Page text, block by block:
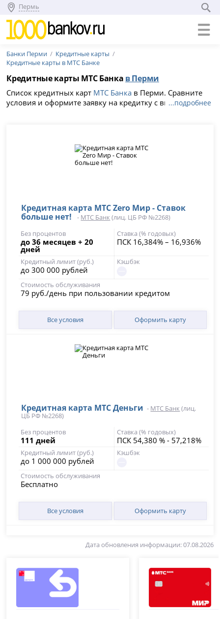
Пермь
Банки Перми
Кредитные карты
Кредитные карты в МТС Банке
Кредитные карты МТС Банка в Перми
Список кредитных карт МТС Банка в Перми. Сравните
условия и оформите заявку на кредитку с выгодной
...подробнее
Кредитная карта МТС Zero Мир - Ставок
больше нет!
- МТС Банк (лиц. ЦБ РФ №2268)
Без процентов
до 36 месяцев + 20
дней
Ставка (% годовых)
ПСК 16,384% – 16,936%
Кредитный лимит (руб.)
до 300 000 рублей
Кэшбэк
Стоимость обслуживания
79 руб./день при пользовании кредитом
Все условия Оформить карту
Кредитная карта МТС Деньги - МТС Банк (лиц.
ЦБ РФ №2268)
Без процентов
111 дней
Ставка (% годовых)
ПСК 54,380 % - 57,218%
Кредитный лимит (руб.)
до 1 000 000 рублей
Кэшбэк
Стоимость обслуживания
Бесплатно
Все условия Оформить карту
Дата обновления информации: 07.08.2026